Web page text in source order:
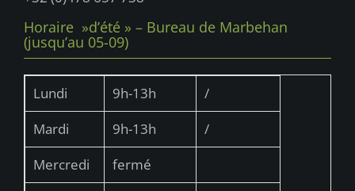
Horaire »d’été » – Bureau de Marbehan
(jusqu’au 05-09)
Lundi 9h-13h
/
Mardi
9h-13h
/
Mercredi
fermé